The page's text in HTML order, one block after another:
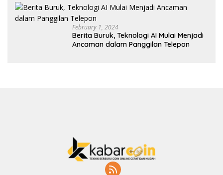
February 1, 2024
Berita Buruk, Teknologi AI Mulai Menjadi
Ancaman dalam Panggilan Telepon